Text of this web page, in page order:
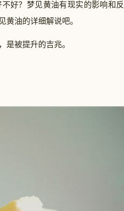
好？梦见黄油有现实的影响和
黄油的详细解说吧。
被提升的吉兆。